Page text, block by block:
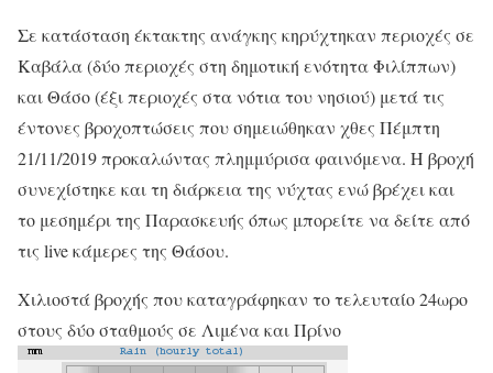
Σε κατάσταση έκτακτης ανάγκης κηρύχτηκαν περιοχές σε
Καβάλα (δύο περιοχές στη δημοτική ενότητα Φιλίππων)
και Θάσο (έξι περιοχές στα νότια του νησιού) μετά τις
έντονες βροχοπτώσεις που σημειώθηκαν χθες Πέμπτη
21/11/2019 προκαλώντας πλημμύρισα φαινόμενα. Η βροχή
συνεχίστηκε και τη διάρκεια της νύχτας ενώ βρέχει και
το μεσημέρι της Παρασκευής όπως μπορείτε να δείτε από
τις live κάμερες της Θάσου.
Χιλιοστά βροχής που καταγράφηκαν το τελευταίο 24ωρο
στους δύο σταθμούς σε Λιμένα και Πρίνο